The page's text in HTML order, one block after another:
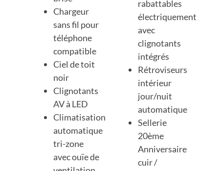
Chargeur
sans fil pour
téléphone
compatible
Ciel de toit
noir
Clignotants
AV à LED
Climatisation
automatique
tri-zone
avec ouïe de
rabattables
électriquement
avec
clignotants
intégrés
Rétroviseurs
intérieur
jour/nuit
automatique
Sellerie
20ème
Anniversaire
cuir /